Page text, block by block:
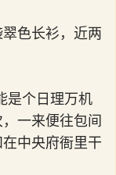
色长衫，近两
是个日理万机
一来便往包间
中央府衙里干